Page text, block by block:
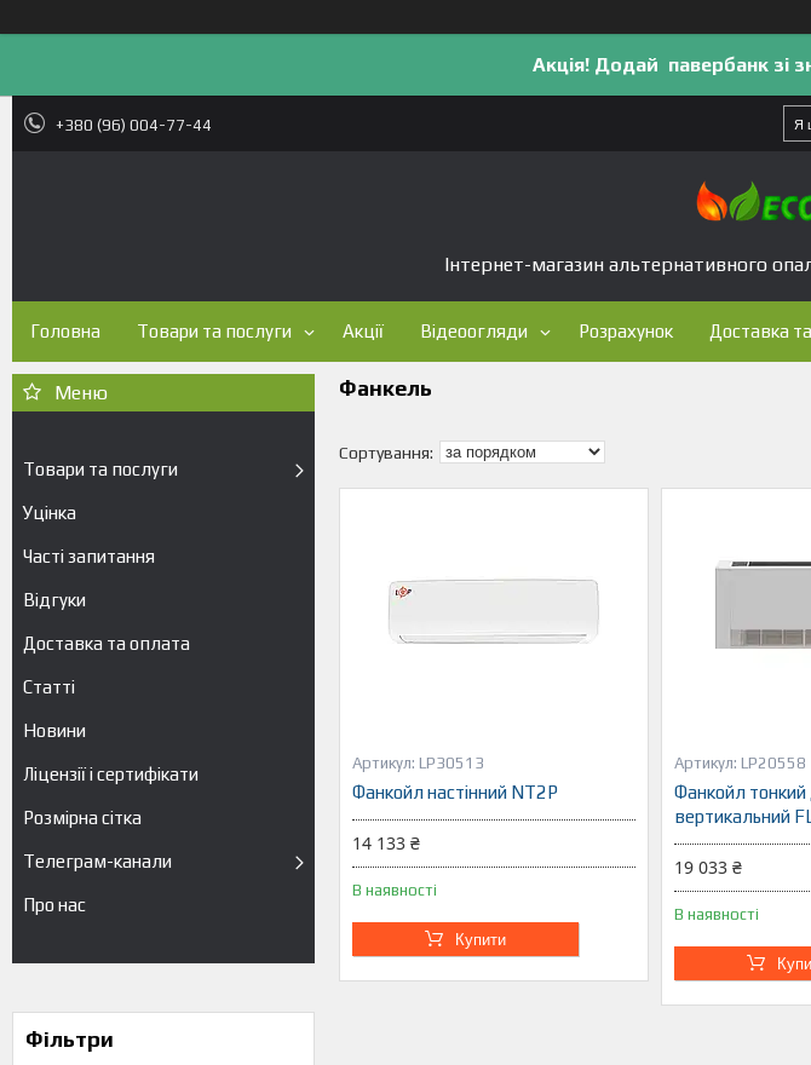
Акція! Додай павербанк зі
+380 (96) 004-77-44
Інтернет-магазин альтернативного
Головна Товари та послуги Акції Відеоогляди Розрахунок Доставка
Товари та послуги
Уцінка
Часті запитання
Відгуки
Доставка та оплата
Статті
Новини
Ліцензії і сертифікати
Розмірна сітка
Телеграм-канали
Про нас
Фільтри
Фанкель
LP30513
Фанкойл настінний NT2P
14 133 ₴
В наявності
Купити
LP20558
Фанкойл
вертикальний
19 033 ₴
В наявності